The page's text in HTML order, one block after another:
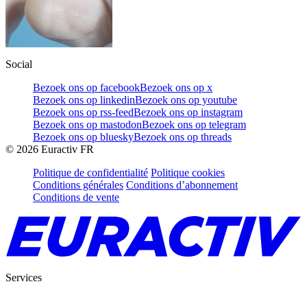
Social
Bezoek ons op facebookBezoek ons op x
Bezoek ons op linkedinBezoek ons op youtube
Bezoek ons op rss-feedBezoek ons op instagram
Bezoek ons op mastodonBezoek ons op telegram
Bezoek ons op blueskyBezoek ons op threads
© 2026 Euractiv FR
Politique de confidentialité Politique cookies
Conditions générales Conditions d’abonnement
Conditions de vente
Services